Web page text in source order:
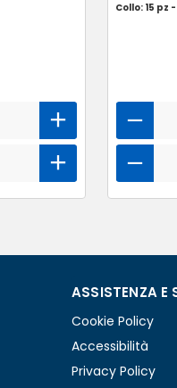
Collo: 15 pz -
ASSISTENZA E
Cookie Policy
Accessibilità
Privacy Policy